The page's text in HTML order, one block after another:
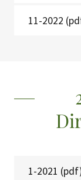
11-2022
1-2021